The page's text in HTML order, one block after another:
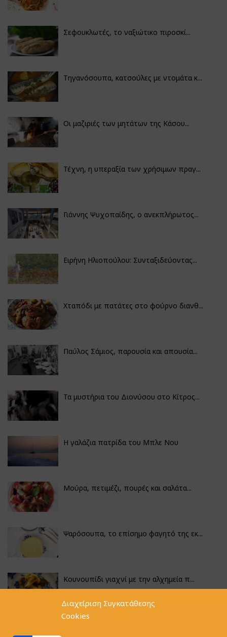
Διαχείριση Συγκατάθεσης
Cookies
Σεφουκλωτές, το ναξιώτικο πιροσκί...
Τηγανόσουπα, κατσούλες με ντομάτα κ...
Οι μαζιριές των μητάτων της Κάσου...
Τέχνη, η υπεραξία των χρήσιμων πραγ...
Γιάννης Ψυχοπαίδης, ο ανεκπλήρωτος...
Ειρήνη Ηλιοπούλου: Συνταξιδεύοντας...
Χταπόδι με πατάτες στο φούρνο διανθ...
Παύλος Σάμιος, παρουσία και απουσία...
Τα μυστήρια του Διονύσου στο Κίτρος...
Η γαλάζια πατρίδα του Μπλε Νου
Μούρα, πετιμέζι, πουρές και σαλάτα...
Ψαρόσουπα, το επίσημο φαγητό της εκ...
Κουνουπίδι γιαχνί με την αλχημεία π...